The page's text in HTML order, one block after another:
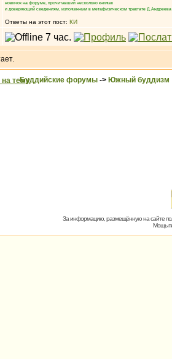
новичок на форуме, прочитавший несколько книжек
и доверяющий сведениям, изложенным в метафизическом трактате
Ответы на этот пост: КИ
Буддийские форумы -> Южный буддизм
За информацию, размещённую на сайте
Мощь